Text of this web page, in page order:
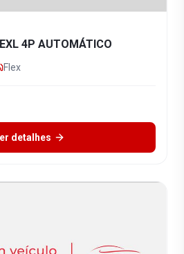
4P AUTOMÁTICO
Flex
detalhes